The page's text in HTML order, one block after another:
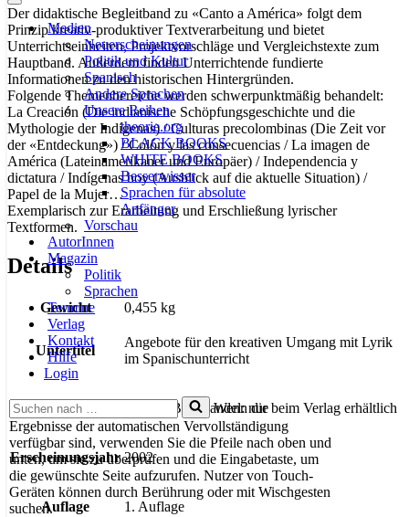
Navigationsmenü
Medien
Neuerscheinungen
Politik und Kultur
Spanisch
Andere Sprachen
Unsere Reihen
theorie.org
BLACK BOOKS
WHITE BOOKS
Besserwisser
Sprachen für absolute
Anfänger
Vorschau
AutorInnen
Magazin
Politik
Sprachen
Termine
Verlag
Kontakt
Hilfe
Login
Suchen
nach …
Wenn die
Ergebnisse der automatischen Vervollständigung
verfügbar sind, verwenden Sie die Pfeile nach oben und
unten, um sie zu überprüfen und die Eingabetaste, um
die gewünschte Seite aufzurufen. Nutzer von Touch-
Geräten können durch Berührung oder mit Wischgesten
suchen.
Der didaktische Begleitband zu «Canto a América» folgt dem
Prinzip kreativ-produktiver Textverarbeitung und bietet
Unterrichtseinheiten, Projektvorschläge und Vergleichstexte zum
Hauptband. Außerdem finden Unterrichtende fundierte
Informationen zu den historischen Hintergründen.
Folgende Themenbereiche werden schwerpunktmäßig behandelt:
La Creación (Die indianische Schöpfungsgeschichte und die
Mythologie der Indígenas) / Culturas precolombinas (Die Zeit vor
der «Entdeckung») / Colón y las consecuencias / La imagen de
América (Lateinamerikaner und Europäer) / Independencia y
dictatura / Indígenas hoy (Ausblick auf die aktuelle Situation) /
Papel de la Mujer…
Exemplarisch zur Erarbeitung und Erschließung lyrischer
Textformen.
Details
Gewicht 0,455 kg
Untertitel
Angebote für den kreativen Umgang mit Lyrik
im Spanischunterricht
Liefermeldung Info für Buchhandel: nur beim Verlag erhältlich
Erscheinungsjahr 2002
Auflage 1. Auflage